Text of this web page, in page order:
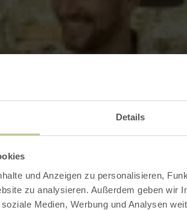
Details
und Anzeigen zu personalisieren,
zu analysieren. Außerdem geben wir
Medien, Werbung und Analysen